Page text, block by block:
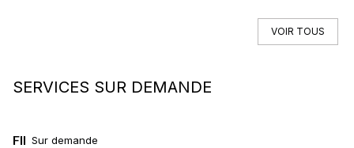
VOIR TOUS
SERVICES SUR DEMANDE
Sur demande
FINANCEMENT